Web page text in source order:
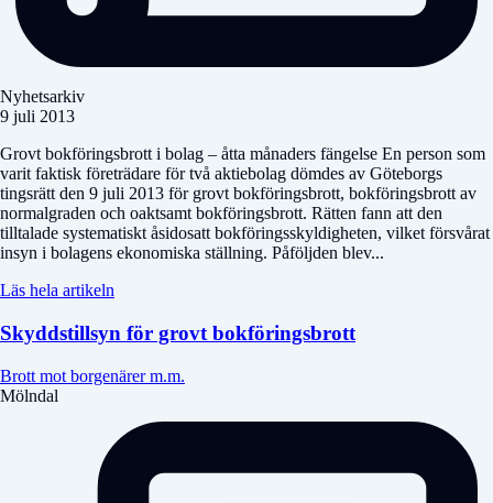
Nyhetsarkiv
9 juli 2013
Grovt bokföringsbrott i bolag – åtta månaders fängelse En person som
varit faktisk företrädare för två aktiebolag dömdes av Göteborgs
tingsrätt den 9 juli 2013 för grovt bokföringsbrott, bokföringsbrott av
normalgraden och oaktsamt bokföringsbrott. Rätten fann att den
tilltalade systematiskt åsidosatt bokföringsskyldigheten, vilket försvårat
insyn i bolagens ekonomiska ställning. Påföljden blev...
Läs hela artikeln
Skyddstillsyn för grovt bokföringsbrott
Brott mot borgenärer m.m.
Mölndal